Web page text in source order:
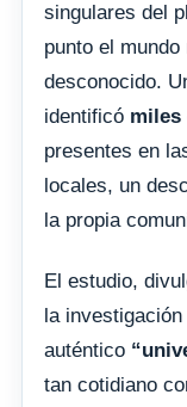
singulares del
punto el
desconocido.
identificó miles
presentes en
locales, un
la propia
El estudio,
la
auténtico
tan cotidiano